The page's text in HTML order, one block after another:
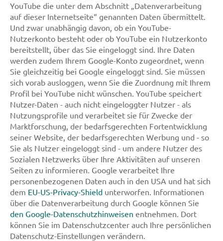
YouTube die unter dem Abschnitt „Datenverarbeitung
auf dieser Internetseite“ genannten Daten übermittelt.
Und zwar unabhängig davon, ob ein YouTube-
Nutzerkonto besteht oder ob YouTube ein Nutzerkonto
bereitstellt, über das Sie eingeloggt sind. Ihre Daten
werden zudem Ihrem Google-Konto zugeordnet, wenn
Sie gleichzeitig bei Google eingeloggt sind. Sie müssen
sich vorab ausloggen, wenn Sie die Zuordnung mit Ihrem
Profil bei YouTube nicht wünschen. YouTube speichert
Nutzer-Daten - auch nicht eingeloggter Nutzer - als
Nutzungsprofile und verarbeitet sie für Zwecke der
Marktforschung, der bedarfsgerechten Fortentwicklung
seiner Website, der bedarfsgerechten Werbung und - so
Sie als Nutzer eingeloggt sind - um andere Nutzer des
Sozialen Netzwerks über Ihre Aktivitäten auf unseren
Seiten zu informieren. Google verarbeitet Ihre
personenbezogenen Daten auch in den USA und hat sich
dem EU-US-Privacy-Shield unterworfen. Informationen
über die Datenverarbeitung durch Google können Sie
den Google-Datenschutzhinweisen entnehmen. Dort
können Sie im Datenschutzcenter auch Ihre persönlichen
Datenschutz-Einstellungen verändern.